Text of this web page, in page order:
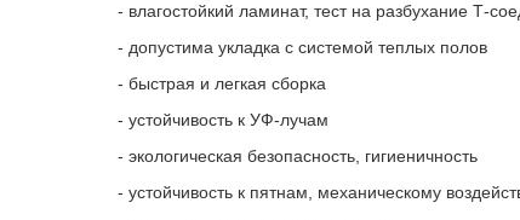
- влагостойкий ламинат, тест на разбухание Т-
- допустима укладка с системой теплых полов
- быстрая и легкая сборка
- устойчивость к УФ-лучам
- экологическая безопасность, гигиеничность
- устойчивость к пятнам, механическому